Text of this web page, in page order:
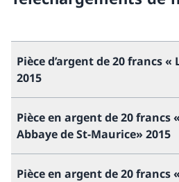
Pièce d’argent de 20 francs «
2015
Pièce en argent de 20 francs
Abbaye de St-Maurice» 2015
Pièce en argent de 20 francs